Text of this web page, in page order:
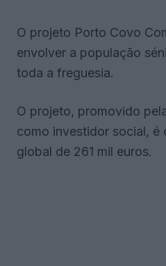
O projeto Porto Covo
envolver a população
toda a freguesia.
O projeto, promovido
como investidor social,
global de 261 mil euros.